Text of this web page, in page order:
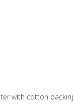
with cotton